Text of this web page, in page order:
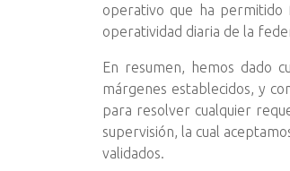
operativo que ha permitido
operatividad diaria de la
En resumen, hemos dado
márgenes establecidos, y
para resolver cualquier
supervisión, la cual
validados.